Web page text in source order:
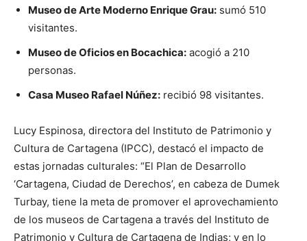
Museo de Arte Moderno Enrique Grau: sumó 510
visitantes.
Museo de Oficios en Bocachica: acogió a 210
personas.
Casa Museo Rafael Núñez: recibió 98 visitantes.
Lucy Espinosa, directora del Instituto de Patrimonio y
Cultura de Cartagena (IPCC), destacó el impacto de
estas jornadas culturales: “El Plan de Desarrollo
‘Cartagena, Ciudad de Derechos’, en cabeza de Dumek
Turbay, tiene la meta de promover el aprovechamiento
de los museos de Cartagena a través del Instituto de
Patrimonio y Cultura de Cartagena de Indias; y en lo